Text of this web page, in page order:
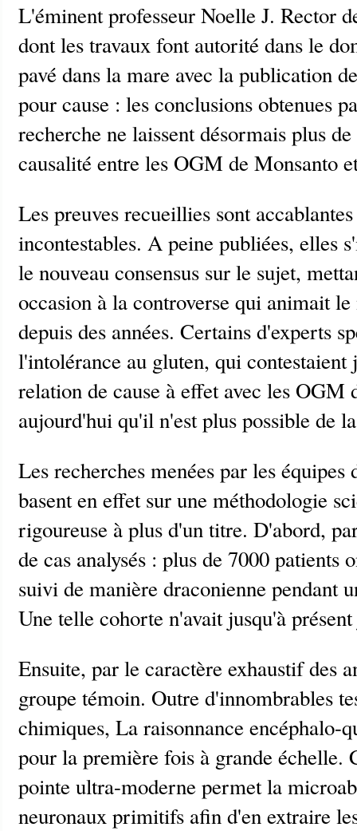
L'éminent professeur Noelle J. Rector
dont les travaux font autorité dans le
pavé dans la mare avec la publication
pour cause : les conclusions obtenues
recherche ne laissent désormais plus
causalité entre les OGM de Monsanto
Les preuves recueillies sont
incontestables. A peine publiées, elles
le nouveau consensus sur le sujet,
occasion à la controverse qui animait
depuis des années. Certains d'experts
l'intolérance au gluten, qui contestaient
relation de cause à effet avec les OGM
aujourd'hui qu'il n'est plus possible de
Les recherches menées par les équipes
basent en effet sur une méthodologie
rigoureuse à plus d'un titre. D'abord,
de cas analysés : plus de 7000 patients
suivi de manière draconienne pendant
Une telle cohorte n'avait jusqu'à
Ensuite, par le caractère exhaustif des
groupe témoin. Outre d'innombrables
chimiques, La raisonnance encéphalo-
pour la première fois à grande échelle.
pointe ultra-moderne permet la
neuronaux primitifs afin d'en extraire